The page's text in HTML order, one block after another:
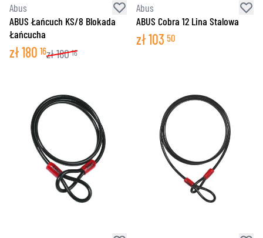
Abus
ABUS Łańcuch KS/8 Blokada
Łańcucha
zł180 16zł180 16
Abus
ABUS Cobra 12 Lina Stalowa
zł103 50